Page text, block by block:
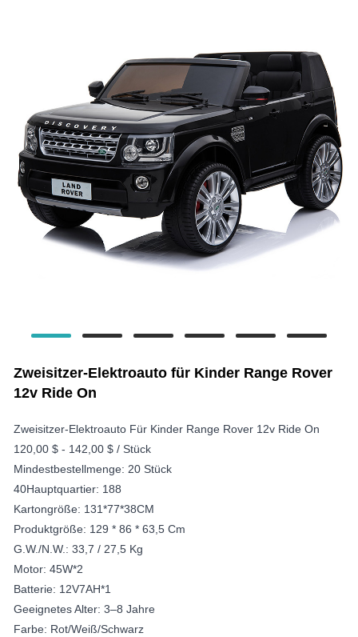
Zweisitzer-Elektroauto für Kinder Range Rover
12v Ride On
Zweisitzer-Elektroauto Für Kinder Range Rover 12v Ride On
120,00 $ - 142,00 $ / Stück
Mindestbestellmenge: 20 Stück
40Hauptquartier: 188
Kartongröße: 131*77*38CM
Produktgröße: 129 * 86 * 63,5 Cm
G.W./N.W.: 33,7 / 27,5 Kg
Motor: 45W*2
Batterie: 12V7AH*1
Geeignetes Alter: 3–8 Jahre
Farbe: Rot/Weiß/Schwarz